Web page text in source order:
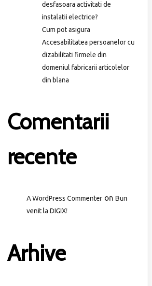
desfasoara activitati de
instalatii electrice?
Cum pot asigura
Accesabilitatea persoanelor cu
dizabilitati firmele din
domeniul fabricarii articolelor
din blana
Comentarii
recente
A WordPress Commenter onBun
venit la DIGIX!
Arhive